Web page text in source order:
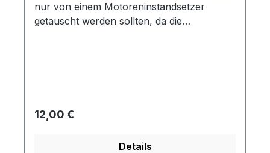
nur von einem Motoreninstandsetzer
getauscht werden sollten, da die
Regulärer Preis:
12,00 €
Details